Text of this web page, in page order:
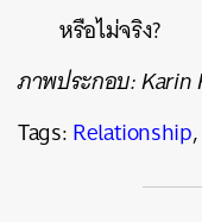
หรือไม่จริง?
ภาพประกอบ: Karin
Tags:Relationship,